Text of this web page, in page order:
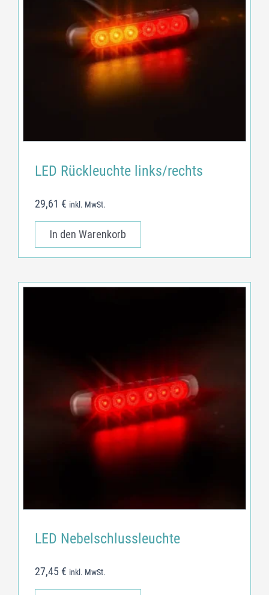
LED Rückleuchte links/rechts
29,61 € inkl. MwSt.
In den Warenkorb
LED Nebelschlussleuchte
27,45 € inkl. MwSt.